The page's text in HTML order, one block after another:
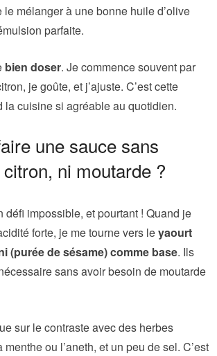
le mélanger à une bonne huile d’olive
parfaite.
bien doser. Je commence souvent par
je goûte, et j’ajuste. C’est cette
la cuisine si agréable au quotidien.
une sauce sans
ni moutarde ?
défi impossible, et pourtant ! Quand je
forte, je me tourne vers leyaourt
(purée de sésame) comme base. Ils
sans avoir besoin de moutarde
sur le contraste avec des herbes
ou l’aneth, et un peu de sel. C’est